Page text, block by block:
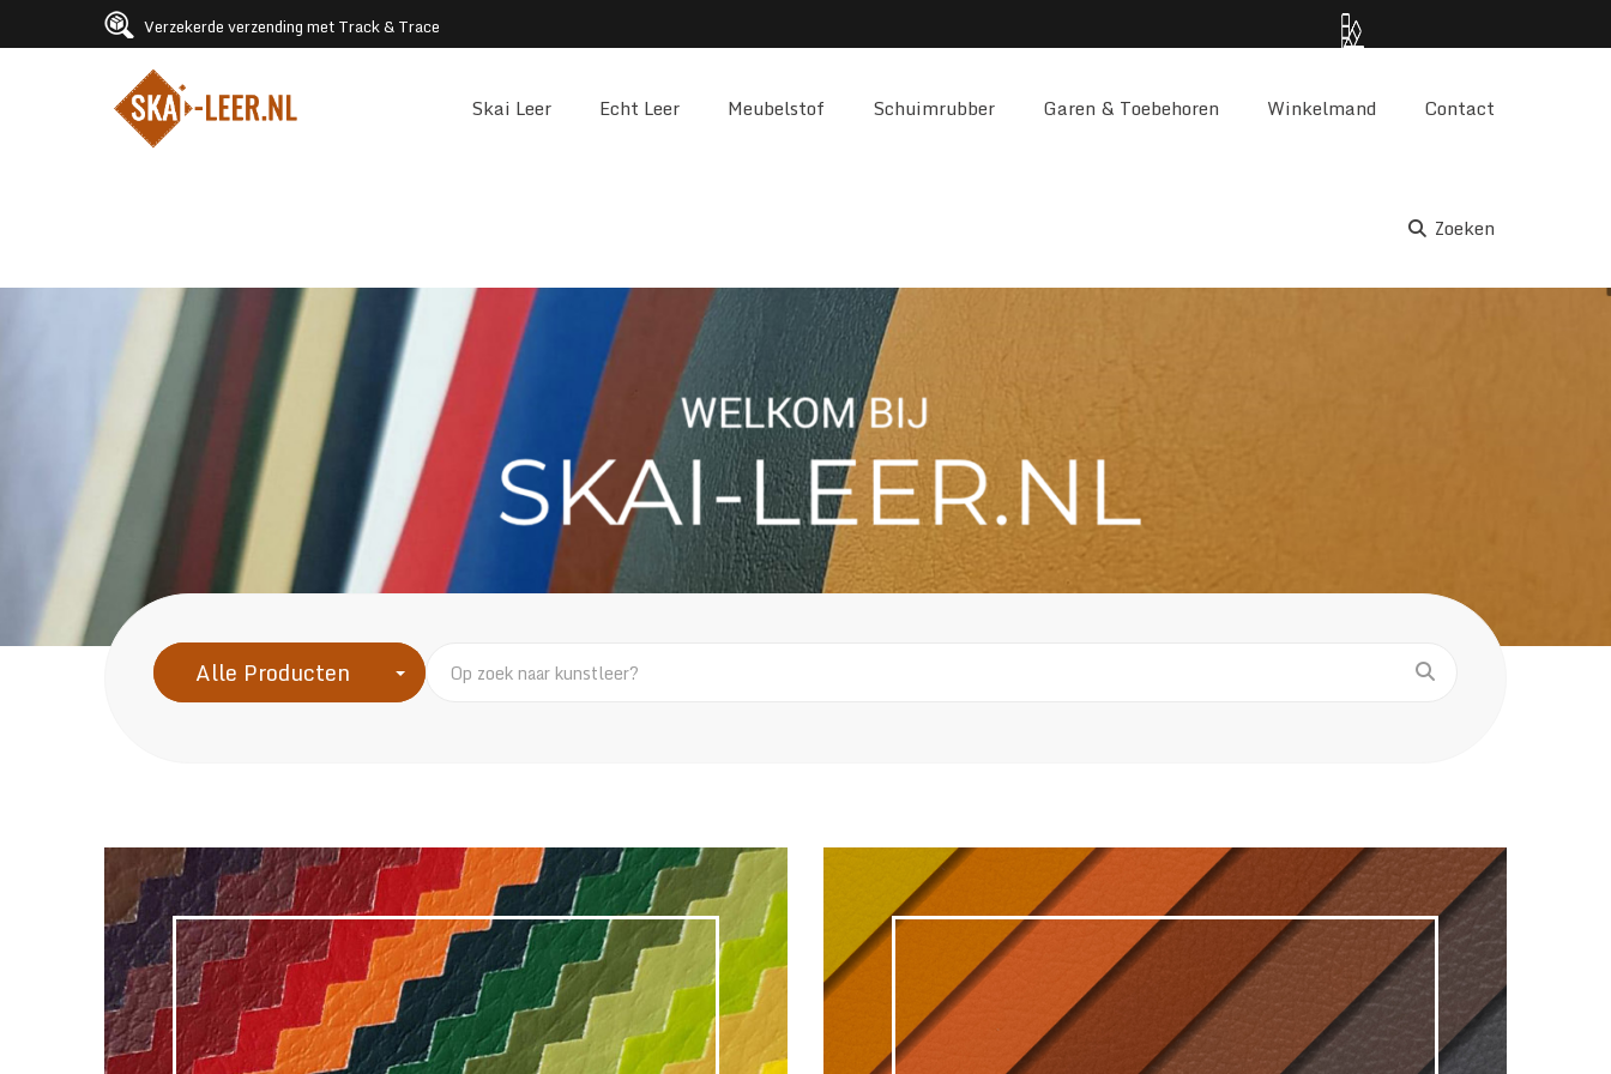
Verzekerde verzending met Track & Trace
Gratis Kleurstalen
Skai Leer Echt Leer Meubelstof Schuimrubber Garen & Toebehoren Winkelmand Contact
Zoeken